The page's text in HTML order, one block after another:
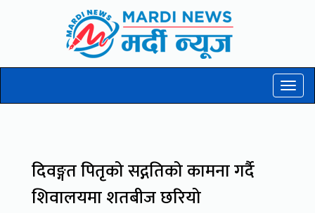
Toggle
दिवङ्गत पितृको सद्गतिको कामना गर्दै
शिवालयमा शतबीज छरियो